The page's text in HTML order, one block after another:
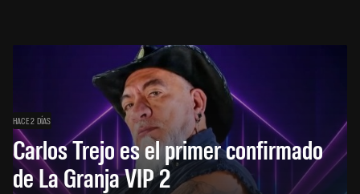
HACE 2 DÍAS
Carlos Trejo es el primer confirmado
de La Granja VIP 2